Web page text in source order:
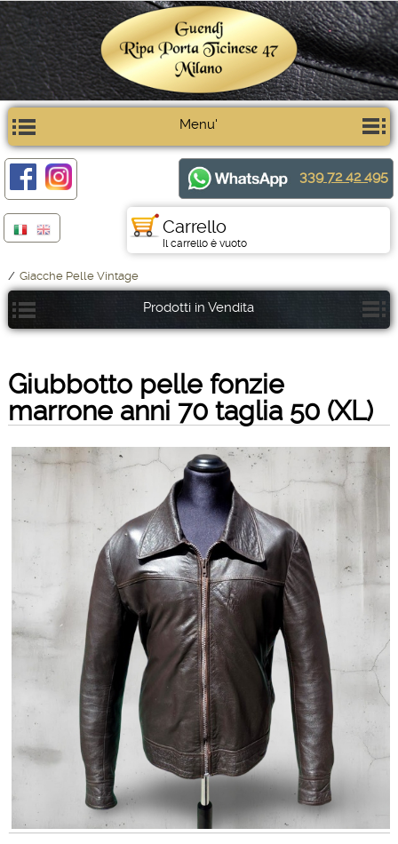
Menu'
339 72 42 495
Carrello
Il carrello è vuoto
/ Giacche Pelle Vintage
Prodotti in Vendita
Giubbotto pelle fonzie
marrone anni 70 taglia 50 (XL)